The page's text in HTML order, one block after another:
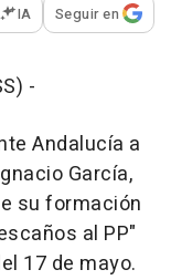
opciones para
IA Seguir en
-
Andalucía a
García,
su formación
al PP"
17 de mayo.